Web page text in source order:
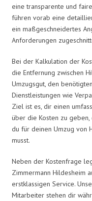
eine transparente und
führen vorab eine
ein maßgeschneidertes
Anforderungen
Bei der Kalkulation der
die Entfernung zwischen
Umzugsgut, den
Dienstleistungen wie
Ziel ist es, dir einen
über die Kosten zu
du für deinen Umzug von
musst.
Neben der Kostenfrage
Zimmermann Hildesheim
erstklassigen Service.
Mitarbeiter stehen dir